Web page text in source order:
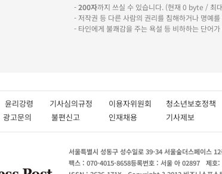
-200자까지 쓰실 수 있습니다. (현재 0 byte / 최
- 저작권 등 다른 사람의 권리를 침해하거나 명예
- 타인에게 불쾌감을 주는 욕설 등 비하하는 단어
윤리강령 기사심의규정 이용자위원회 청소년보호정
광고문의 불편신고 인재채용 기사제보
서울특별시 성동구 성수일로 39-34 서울숲더스페이스
팩스 : 070-4015-8658등록번호 : 서울 아 02897 제호: